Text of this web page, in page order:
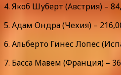
4. Якоб Шуберт (Австрия) –
5. Адам Ондра (Чехия) –
6. Альберто Гинес Лопес
7. Басса Мавем (Франция) –